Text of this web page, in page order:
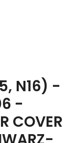
N16) -
-
COVER